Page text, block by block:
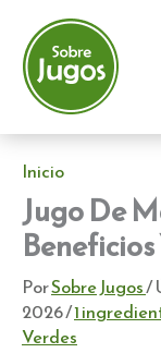
contenido
Inicio
Jugo De
PorSobre Jugos/
2026/1
Verdes